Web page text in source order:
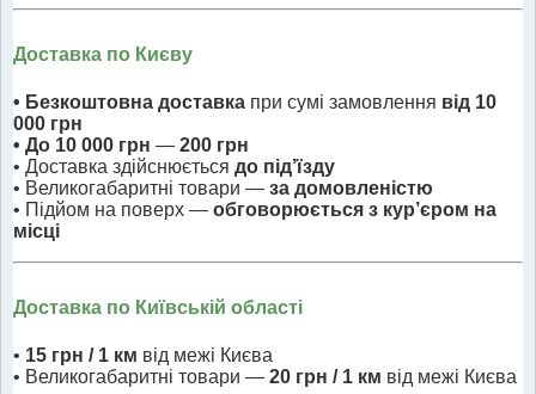
Доставка по Києву
• Безкоштовна доставка при сумі замовлення від 10
000 грн
• До 10 000 грн — 200 грн
• Доставка здійснюється до під’їзду
• Великогабаритні товари — за домовленістю
• Підйом на поверх — обговорюється з кур’єром на
місці
Доставка по Київській області
• 15 грн / 1 км від межі Києва
• Великогабаритні товари — 20 грн / 1 км від межі Києва